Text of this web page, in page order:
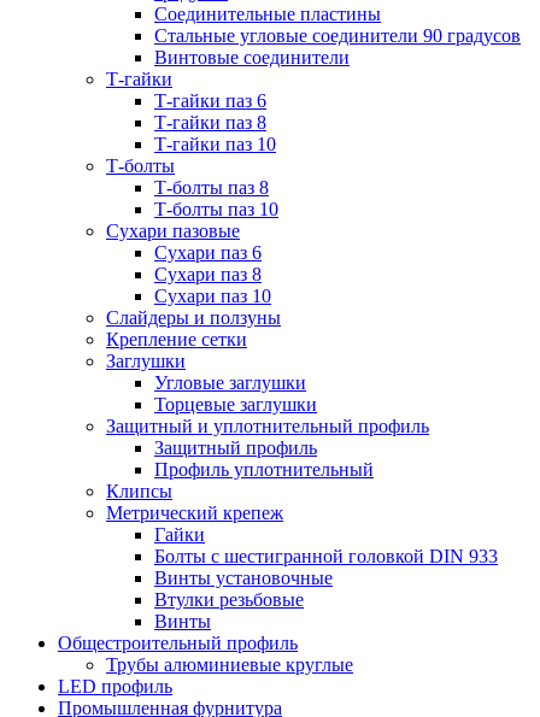
Соединительные пластины
Стальные угловые соединители 90 градусов
Винтовые соединители
Т-гайки
Т-гайки паз 6
Т-гайки паз 8
Т-гайки паз 10
Т-болты
Т-болты паз 8
Т-болты паз 10
Сухари пазовые
Сухари паз 6
Сухари паз 8
Сухари паз 10
Слайдеры и ползуны
Крепление сетки
Заглушки
Угловые заглушки
Торцевые заглушки
Защитный и уплотнительный профиль
Защитный профиль
Профиль уплотнительный
Клипсы
Метрический крепеж
Гайки
Болты с шестигранной головкой DIN 933
Винты установочные
Втулки резьбовые
Винты
Общестроительный профиль
Трубы алюминиевые круглые
LED профиль
Промышленная фурнитура